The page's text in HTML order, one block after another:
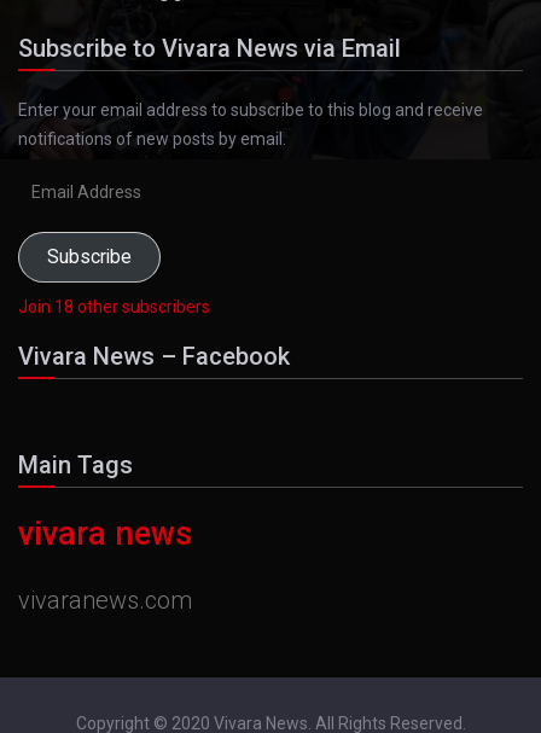
Subscribe to Vivara News via Email
Enter your email address to subscribe to this blog and receive
notifications of new posts by email.
Subscribe
Join 18 other subscribers
Vivara News – Facebook
Main Tags
vivara news
vivaranews.com
Copyright © 2020 Vivara News. All Rights Reserved.